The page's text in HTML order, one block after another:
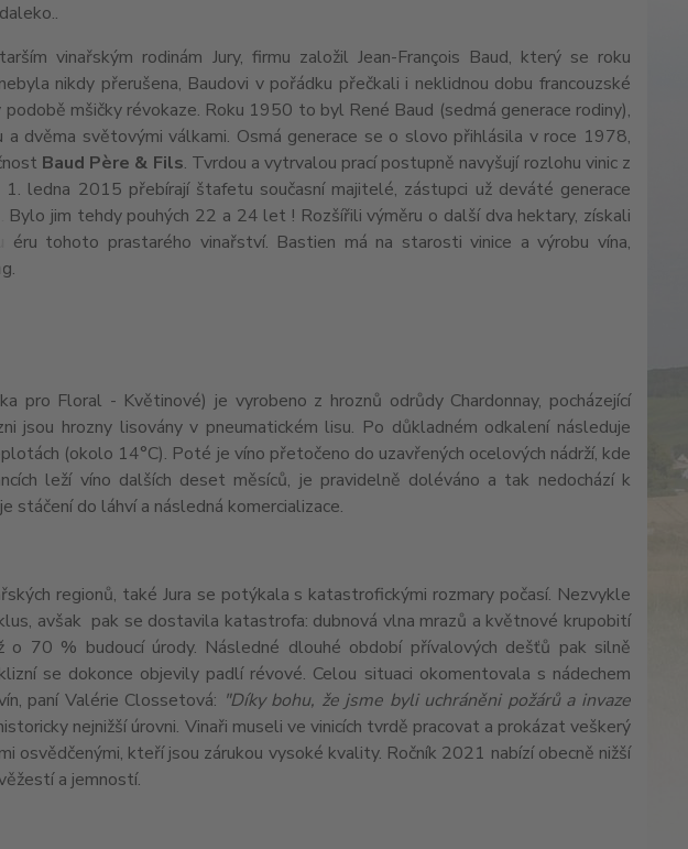
vinařským rodinám Jury, firmu založil Jean-François Baud, který se roku
nikdy přerušena, Baudovi v pořádku přečkali i neklidnou dobu francouzské
mšičky révokaze. Roku 1950 to byl René Baud (sedmá generace rodiny),
a dvěma světovými válkami. Osmá generace se o slovo přihlásila v roce 1978,
Baud Père & Fils. Tvrdou a vytrvalou prací postupně navyšují rozlohu vinic z
ledna 2015 přebírají štafetu současní majitelé, zástupci už deváté generace
. Bylo jim tehdy pouhých 22 a 24 let ! Rozšířili výměru o další dva hektary, získali
éru tohoto prastarého vinařství. Bastien má na starosti vinice a výrobu vína,
pro Floral - Květinové) je vyrobeno z hroznů odrůdy Chardonnay, pocházející
jsou hrozny lisovány v pneumatickém lisu. Po důkladném odkalení následuje
(okolo 14°C). Poté je víno přetočeno do uzavřených ocelových nádrží, kde
leží víno dalších deset měsíců, je pravidelně doléváno a tak nedochází k
stáčení do láhví a následná komercializace.
regionů, také Jura se potýkala s katastrofickými rozmary počasí. Nezvykle
avšak pak se dostavila katastrofa: dubnová vlna mrazů a květnové krupobití
o 70 % budoucí úrody. Následné dlouhé období přívalových dešťů pak silně
se dokonce objevily padlí révové. Celou situaci okomentovala s nádechem
paní Valérie Clossetová: "Díky bohu, že jsme byli uchráněni požárů a invaze
nejnižší úrovni. Vinaři museli ve vinicích tvrdě pracovat a prokázat veškerý
osvědčenými, kteří jsou zárukou vysoké kvality. Ročník 2021 nabízí obecně nižší
a jemností.